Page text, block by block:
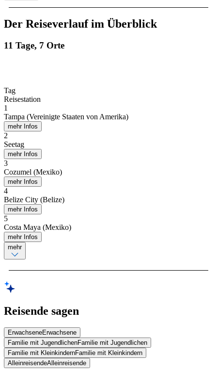
Der Reiseverlauf im Überblick
11 Tage, 7 Orte
Tag
Reisestation
1
Tampa (Vereinigte Staaten von Amerika)
mehr Infos
2
Seetag
mehr Infos
3
Cozumel (Mexiko)
mehr Infos
4
Belize City (Belize)
mehr Infos
5
Costa Maya (Mexiko)
mehr Infos
mehr
Reisende sagen
ErwachseneErwachsene
Familie mit JugendlichenFamilie mit Jugendlichen
Familie mit KleinkindernFamilie mit Kleinkindern
AlleinreisendeAlleinreisende